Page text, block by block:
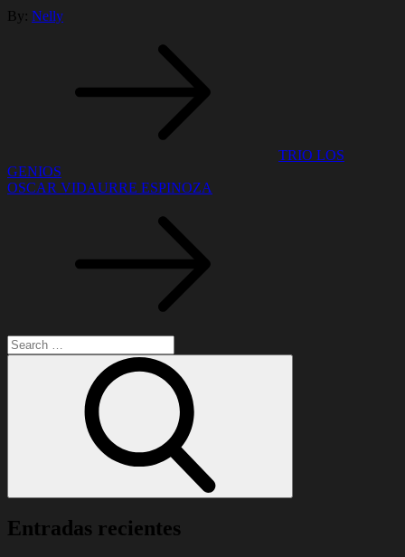
By: Nelly
entradas
TRIO LOS
GENIOS
OSCAR VIDAURRE ESPINOZA
Search
for:
Entradas recientes